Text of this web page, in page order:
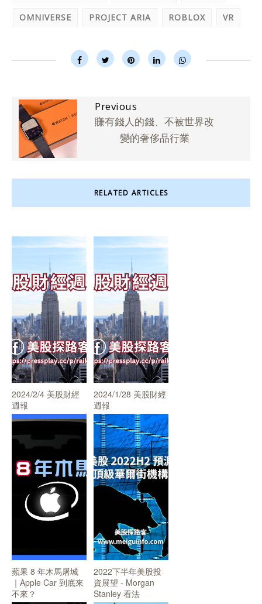
OMNIVERSE PROJECT ARIA ROBLOX VR
Previous
賺有錢人的錢、不被世界改
變的奢侈品行業
RELATED ARTICLES
2024/2/4 美股財經
週報
2024/1/28 美股財經
週報
蘋果 8 年木馬屠城
｜Apple Car 到底來
不來？
2022下半年美股投
資展望 - Morgan
Stanley 看法